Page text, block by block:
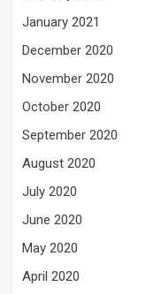
January 2021
December 2020
November 2020
October 2020
September 2020
August 2020
July 2020
June 2020
May 2020
April 2020